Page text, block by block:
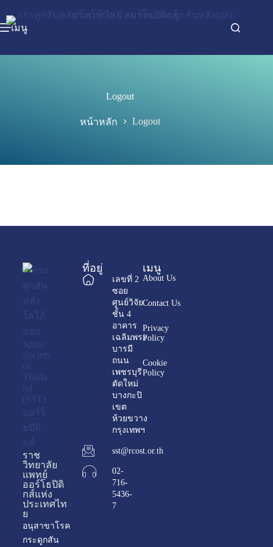
เมนู
Logout
หน้าหลัก Logout
ราช
วิทยาลัย
แพทย์
ออร์โธปิดิ
กส์แห่ง
ประเทศไท
ย
อนุสาขาโรค
กระดูกสัน
ที่อยู่
เลขที่ 2
ซอย
ศูนย์วิจัย
ชั้น 4
อาคาร
เฉลิมพระ
บารมี
ถนน
เพชรบุรี
ตัดใหม่
บางกะปิ
เขต
ห้วยขวาง
กรุงเทพฯ
sst@rcost.or.th
02-
716-
5436-
7
เมนู
About Us
Contact Us
Privacy
Policy
Cookie
Policy